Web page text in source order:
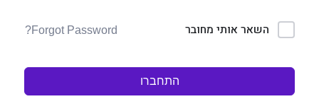
השאר אותי מחובר Forgot Password?
התחברו